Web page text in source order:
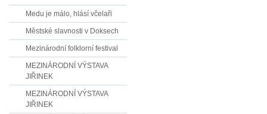
Medu je málo, hlásí včelaři
Městské slavnosti v Doksech
Mezinárodní folklorní festival
MEZINÁRODNÍ VÝSTAVA
JIŘINEK
MEZINÁRODNÍ VÝSTAVA
JIŘINEK